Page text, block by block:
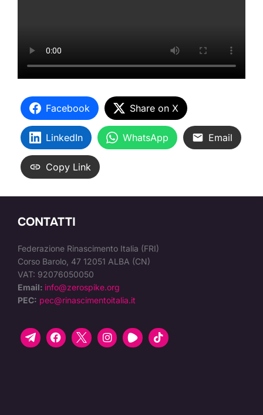
Facebook Share on X
LinkedIn WhatsApp Email
Copy Link
CONTATTI
Federazione Rinascimento Italia (FRI)
Corso Barolo, 47 12051 ALBA (CN)
VAT: 92076050050
Email: info@zerospike.org
PEC: pec@rinascimentoitalia.it